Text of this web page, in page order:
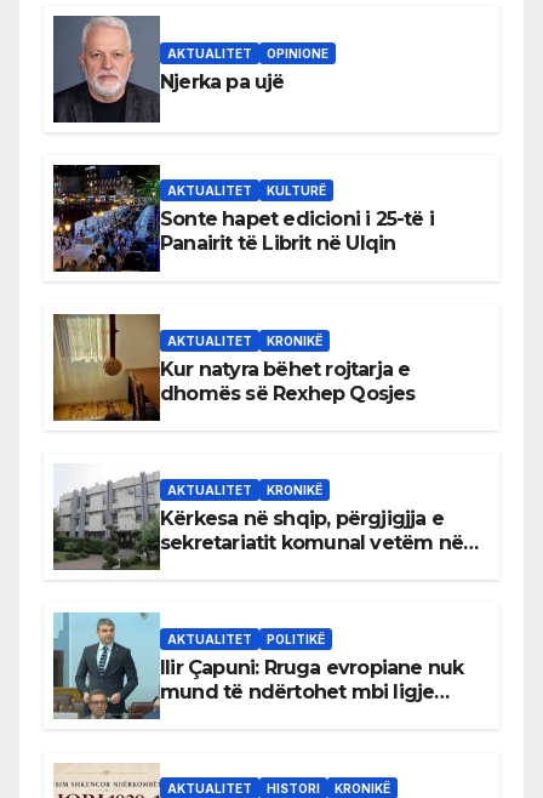
AKTUALITET OPINIONE
Njerka pa ujë
AKTUALITET KULTURË
Sonte hapet edicioni i 25-të i
Panairit të Librit në Ulqin
AKTUALITET KRONIKË
Kur natyra bëhet rojtarja e
dhomës së Rexhep Qosjes
AKTUALITET KRONIKË
Kërkesa në shqip, përgjigjja e
sekretariatit komunal vetëm në
AKTUALITET POLITIKË
Ilir Çapuni: Rruga evropiane nuk
mund të ndërtohet mbi ligje
AKTUALITET HISTORI KRONIKË